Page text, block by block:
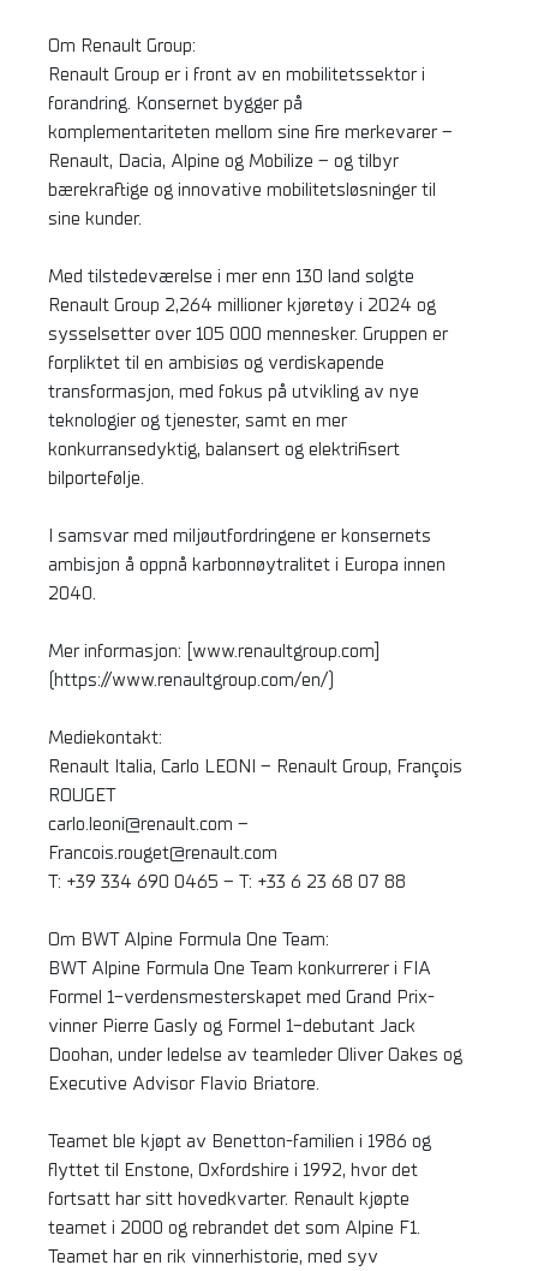
Om Renault Group:
Renault Group er i front av en mobilitetssektor i
forandring. Konsernet bygger på
komplementariteten mellom sine fire merkevarer –
Renault, Dacia, Alpine og Mobilize – og tilbyr
bærekraftige og innovative mobilitetsløsninger til
sine kunder.
Med tilstedeværelse i mer enn 130 land solgte
Renault Group 2,264 millioner kjøretøy i 2024 og
sysselsetter over 105 000 mennesker. Gruppen er
forpliktet til en ambisiøs og verdiskapende
transformasjon, med fokus på utvikling av nye
teknologier og tjenester, samt en mer
konkurransedyktig, balansert og elektrifisert
bilportefølje.
I samsvar med miljøutfordringene er konsernets
ambisjon å oppnå karbonnøytralitet i Europa innen
2040.
Mer informasjon: [www.renaultgroup.com]
(https://www.renaultgroup.com/en/)
Mediekontakt:
Renault Italia, Carlo LEONI – Renault Group, François
ROUGET
carlo.leoni@renault.com –
Francois.rouget@renault.com
T: +39 334 690 0465 – T: +33 6 23 68 07 88
Om BWT Alpine Formula One Team:
BWT Alpine Formula One Team konkurrerer i FIA
Formel 1-verdensmesterskapet med Grand Prix-
vinner Pierre Gasly og Formel 1-debutant Jack
Doohan, under ledelse av teamleder Oliver Oakes og
Executive Advisor Flavio Briatore.
Teamet ble kjøpt av Benetton-familien i 1986 og
flyttet til Enstone, Oxfordshire i 1992, hvor det
fortsatt har sitt hovedkvarter. Renault kjøpte
teamet i 2000 og rebrandet det som Alpine F1.
Teamet har en rik vinnerhistorie, med syv